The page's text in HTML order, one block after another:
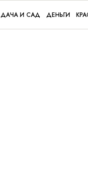
ДАЧА И САД ДЕНЬГИ